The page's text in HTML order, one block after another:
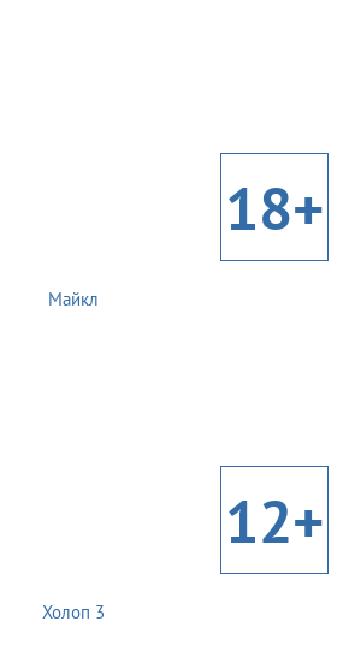
18+
Майкл
12+
Холоп 3